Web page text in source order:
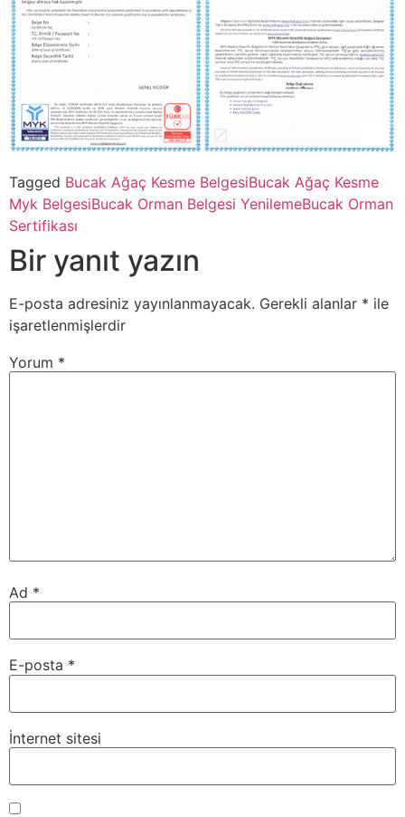
Tagged Bucak Ağaç Kesme BelgesiBucak Ağaç Kesme
Myk BelgesiBucak Orman Belgesi YenilemeBucak Orman
Sertifikası
Bir yanıt yazın
E-posta adresiniz yayınlanmayacak. Gerekli alanlar * ile
işaretlenmişlerdir
Yorum *
Ad *
E-posta *
İnternet sitesi